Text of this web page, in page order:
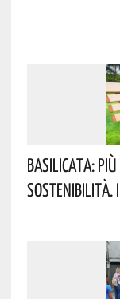
Basilicata: Più
Sostenibilità.